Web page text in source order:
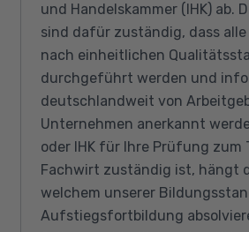
und Handelskammer (IHK) ab.
sind dafür zuständig, dass
nach einheitlichen
durchgeführt werden und
deutschlandweit von
Unternehmen anerkannt
oder IHK für Ihre Prüfung zum
Fachwirt zuständig ist, hängt
welchem unserer
Aufstiegsfortbildung